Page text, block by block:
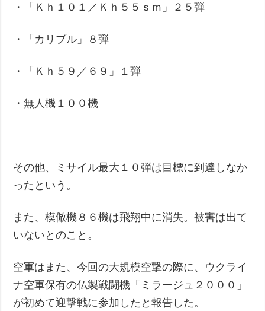
・「Ｋｈ１０１／Ｋｈ５５ｓｍ」２５弾
・「カリブル」８弾
・「Ｋｈ５９／６９」１弾
・無人機１００機
その他、ミサイル最大１０弾は目標に到達しなか
ったという。
また、模倣機８６機は飛翔中に消失。被害は出て
いないとのこと。
空軍はまた、今回の大規模空撃の際に、ウクライ
ナ空軍保有の仏製戦闘機「ミラージュ２０００」
が初めて迎撃戦に参加したと報告した。